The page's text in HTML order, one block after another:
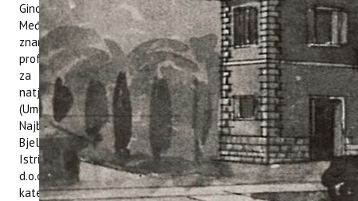
Gino Cellettijem, predsjednikom vijeća Monocultivar Oilve Oil.
Među ocjenjivačima međunarodnog panela bila je i
znanstvena novakinja, Sara Godena, ocjenjivačica i članica
profesionalnog i ovlaštenog službenog panela pri Institutu
za poljoprivredu i turizam, Poreč. Najboljim uljem na
natjecanju proglašeno je ulje Domenica Fiore Olio Reserva
(Umbrija, Italija) s ukupnim brojem bodova 9,80/10,00 bodova.
Najboljim hrvatskim uljem na natjecanju proglašeno je ulje
Bjelica Stancije St. Antonio d.o.o. (9,00 bodova), zatim ulje Ol
Istria Agrolaguna d.d. (8,70) i ulje Salvela Aurum Agroprodukt
d.o.o. (8,50). Ukupno je dodijeljeno 258 nagrada u
kategorijama najbolji u klasi, zlato i srebro. Najviše je nagrada